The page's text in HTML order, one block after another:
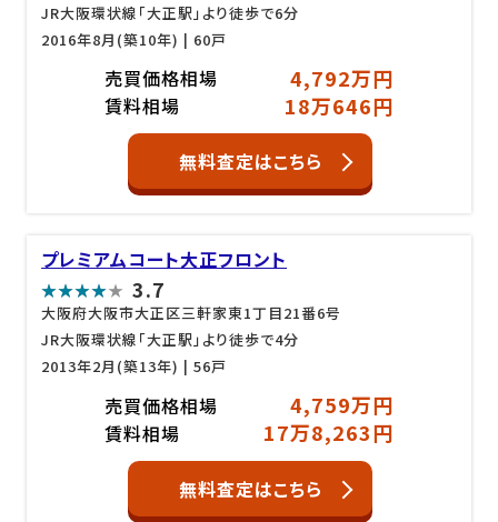
JR大阪環状線「大正駅」より徒歩で6分
2016年8月(築10年) | 60戸
売買価格相場 4,792万円
賃料相場 18万646円
無料査定はこちら
プレミアムコート大正フロント
3.7
大阪府大阪市大正区三軒家東1丁目21番6号
JR大阪環状線「大正駅」より徒歩で4分
2013年2月(築13年) | 56戸
売買価格相場 4,759万円
賃料相場 17万8,263円
無料査定はこちら